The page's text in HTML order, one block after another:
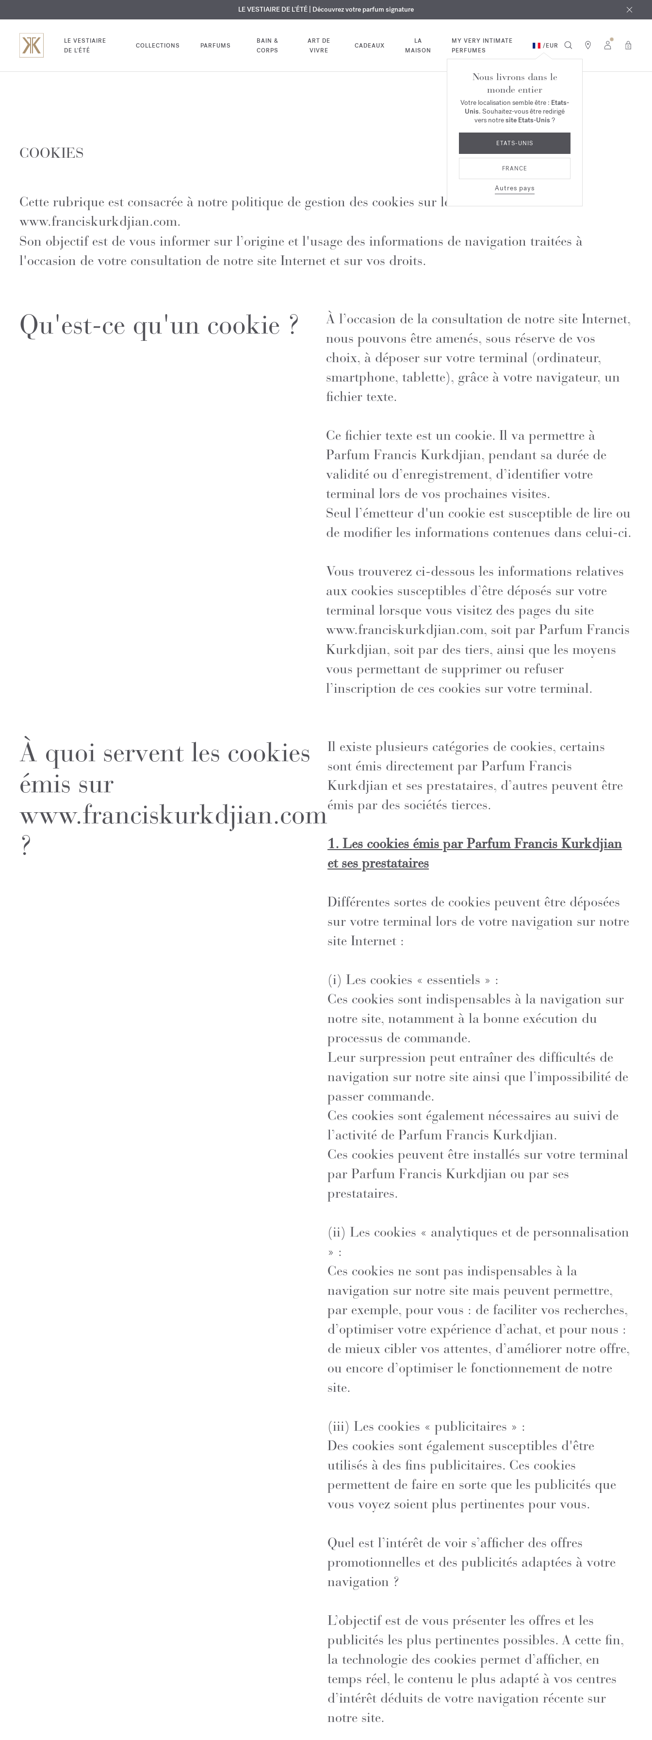
EXCLUSIF | Découvrez le nouveau parfum OUDvelvet mooddans votre commande*
GRAVURE OFFERTE | Sur tous les parfums et huiles pour le corps jusqu'au 9 août
LE VESTIAIRE DE L'ÉTÉ | Découvrez votre parfum signature
LE VESTIAIRE
DE L'ÉTÉ
COLLECTIONS PARFUMS
BAIN &
CORPS
ART DE
VIVRE
CADEAUX
LA
MAISON
MY VERY INTIMATE
PERFUMES
/EUR 0
Nous livrons dans le
monde entier
Votre localisation semble être : Etats-
Unis. Souhaitez-vous être redirigé
vers notresite Etats-Unis ?
ETATS-UNIS
FRANCE
Autres pays
COOKIES
Cette rubrique est consacrée à notre politique de gestion des cookies sur le site
www.franciskurkdjian.com.
Son objectif est de vous informer sur l’origine et l'usage des informations de navigation traitées à
l'occasion de votre consultation de notre site Internet et sur vos droits.
Qu'est-ce qu'un cookie ?
À l’occasion de la consultation de notre site Internet,
nous pouvons être amenés, sous réserve de vos
choix, à déposer sur votre terminal (ordinateur,
smartphone, tablette), grâce à votre navigateur, un
fichier texte.
Ce fichier texte est un cookie. Il va permettre à
Parfum Francis Kurkdjian, pendant sa durée de
validité ou d’enregistrement, d’identifier votre
terminal lors de vos prochaines visites.
Seul l’émetteur d'un cookie est susceptible de lire ou
de modifier les informations contenues dans celui-ci.
Vous trouverez ci-dessous les informations relatives
aux cookies susceptibles d’être déposés sur votre
terminal lorsque vous visitez des pages du site
www.franciskurkdjian.com, soit par Parfum Francis
Kurkdjian, soit par des tiers, ainsi que les moyens
vous permettant de supprimer ou refuser
l’inscription de ces cookies sur votre terminal.
À quoi servent les cookies
émis sur
www.franciskurkdjian.com
?
Il existe plusieurs catégories de cookies, certains
sont émis directement par Parfum Francis
Kurkdjian et ses prestataires, d’autres peuvent être
émis par des sociétés tierces.
1. Les cookies émis par Parfum Francis Kurkdjian
et ses prestataires
Différentes sortes de cookies peuvent être déposées
sur votre terminal lors de votre navigation sur notre
site Internet :
(i) Les cookies « essentiels » :
Ces cookies sont indispensables à la navigation sur
notre site, notamment à la bonne exécution du
processus de commande.
Leur surpression peut entraîner des difficultés de
navigation sur notre site ainsi que l’impossibilité de
passer commande.
Ces cookies sont également nécessaires au suivi de
l’activité de Parfum Francis Kurkdjian.
Ces cookies peuvent être installés sur votre terminal
par Parfum Francis Kurkdjian ou par ses
prestataires.
(ii) Les cookies « analytiques et de personnalisation
» :
Ces cookies ne sont pas indispensables à la
navigation sur notre site mais peuvent permettre,
par exemple, pour vous : de faciliter vos recherches,
d’optimiser votre expérience d’achat, et pour nous :
de mieux cibler vos attentes, d’améliorer notre offre,
ou encore d’optimiser le fonctionnement de notre
site.
(iii) Les cookies « publicitaires » :
Des cookies sont également susceptibles d'être
utilisés à des fins publicitaires. Ces cookies
permettent de faire en sorte que les publicités que
vous voyez soient plus pertinentes pour vous.
Quel est l’intérêt de voir s’afficher des offres
promotionnelles et des publicités adaptées à votre
navigation ?
L’objectif est de vous présenter les offres et les
publicités les plus pertinentes possibles. A cette fin,
la technologie des cookies permet d’afficher, en
temps réel, le contenu le plus adapté à vos centres
d’intérêt déduits de votre navigation récente sur
notre site.